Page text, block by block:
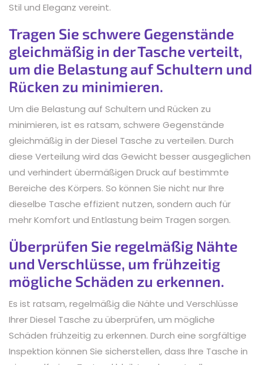
Stil und Eleganz vereint.
Tragen Sie schwere Gegenstände
gleichmäßig in der Tasche verteilt,
um die Belastung auf Schultern und
Rücken zu minimieren.
Um die Belastung auf Schultern und Rücken zu
minimieren, ist es ratsam, schwere Gegenstände
gleichmäßig in der Diesel Tasche zu verteilen. Durch
diese Verteilung wird das Gewicht besser ausgeglichen
und verhindert übermäßigen Druck auf bestimmte
Bereiche des Körpers. So können Sie nicht nur Ihre
dieselbe Tasche effizient nutzen, sondern auch für
mehr Komfort und Entlastung beim Tragen sorgen.
Überprüfen Sie regelmäßig Nähte
und Verschlüsse, um frühzeitig
mögliche Schäden zu erkennen.
Es ist ratsam, regelmäßig die Nähte und Verschlüsse
Ihrer Diesel Tasche zu überprüfen, um mögliche
Schäden frühzeitig zu erkennen. Durch eine sorgfältige
Inspektion können Sie sicherstellen, dass Ihre Tasche in